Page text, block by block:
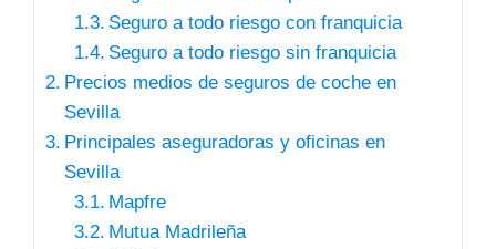
Seguro a todo riesgo con franquicia
Seguro a todo riesgo sin franquicia
Precios medios de seguros de coche en
Sevilla
Principales aseguradoras y oficinas en
Sevilla
Mapfre
Mutua Madrileña